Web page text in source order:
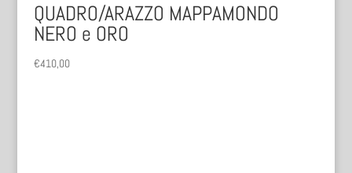
QUADRO/ARAZZO MAPPAMONDO
NERO e ORO
€410,00